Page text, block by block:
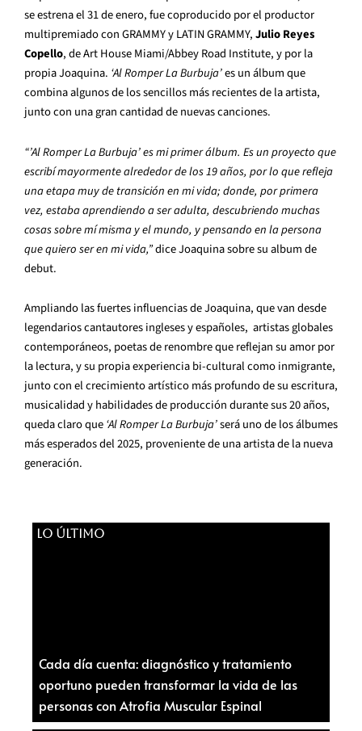
se estrena el 31 de enero, fue coproducido por el productor
multipremiado con GRAMMY y LATIN GRAMMY,Julio Reyes
Copello, de Art House Miami/Abbey Road Institute, y por la
propia Joaquina. ‘Al Romper La Burbuja’es un álbum que
combina algunos de los sencillos más recientes de la artista,
junto con una gran cantidad de nuevas canciones.
“’Al Romper La Burbuja’ es mi primer álbum. Es un proyecto que
escribí mayormente alrededor de los 19 años, por lo que refleja
una etapa muy de transición en mi vida; donde, por primera
vez, estaba aprendiendo a ser adulta, descubriendo muchas
cosas sobre mí misma y el mundo, y pensando en la persona
que quiero ser en mi vida,”dice Joaquina sobre su album de
debut.
Ampliando las fuertes influencias de Joaquina, que van desde
legendarios cantautores ingleses y españoles, artistas globales
contemporáneos, poetas de renombre que reflejan su amor por
la lectura, y su propia experiencia bi-cultural como inmigrante,
junto con el crecimiento artístico más profundo de su escritura,
musicalidad y habilidades de producción durante sus 20 años,
queda claro que‘Al Romper La Burbuja’será uno de los álbumes
más esperados del 2025, proveniente de una artista de la nueva
generación.
LO ÚLTIMO
Cada día cuenta: diagnóstico y tratamiento
oportuno pueden transformar la vida de las
personas con Atrofia Muscular Espinal